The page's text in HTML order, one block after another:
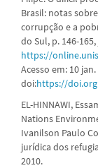
Brasil: notas
corrupção e a
do Sul, p. 146-
https://
Acesso em: 10 jan.
doi:https://
EL-HINNAWI,
Nations
Ivanilson Paulo
jurídica dos
2010.